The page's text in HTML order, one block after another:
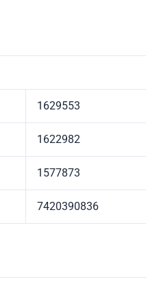
1629553
1622982
1577873
7420390836